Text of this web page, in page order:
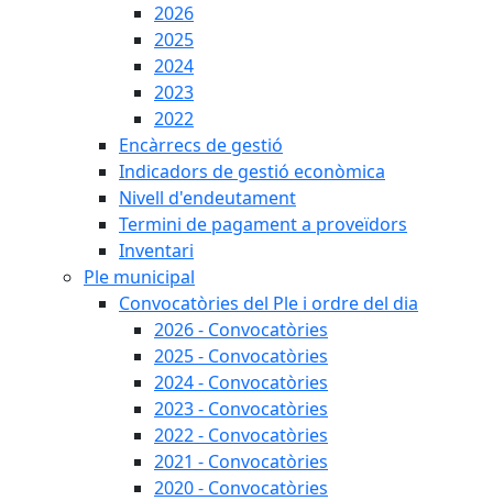
2026
2025
2024
2023
2022
Encàrrecs de gestió
Indicadors de gestió econòmica
Nivell d'endeutament
Termini de pagament a proveïdors
Inventari
Ple municipal
Convocatòries del Ple i ordre del dia
2026 - Convocatòries
2025 - Convocatòries
2024 - Convocatòries
2023 - Convocatòries
2022 - Convocatòries
2021 - Convocatòries
2020 - Convocatòries